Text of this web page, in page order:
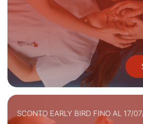
SCONTO EARLY BIRD FINO AL 17/